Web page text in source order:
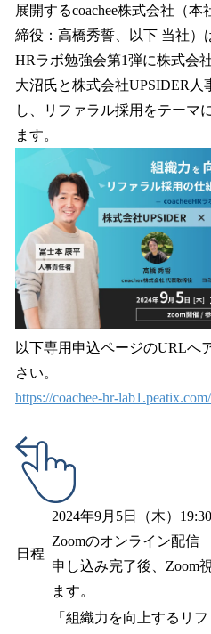
み
中
で
す
展開するcoachee株式会社（
締役：高橋秀誓、以下 当社）
HRラボ勉強会第1弾に株式会
大沼氏と株式会社UPSIDER人
し、リファラル採用をテーマ
ます。
以下専用申込ページのURLへ
さい。
https://coachee-hr-lab1.peatix.com/
日程
2024年9月5日（木）
Zoomのオンライン配信
申し込み完了後、Zoom
ます。
「組織力を向上するリ